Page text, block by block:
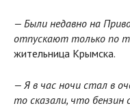
— Были недавно на
отпускают только по
жительница Крымска.
— Я в час ночи стал в
то сказали, что бензин